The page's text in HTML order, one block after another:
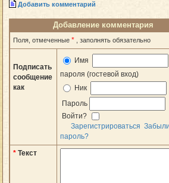
Добавить комментарий
Добавление комментария
Поля, отмеченные * , заполнять обязательно
Подписать
сообщение
как
Имя
пароля (гостевой вход)
Ник
Пароль
Войти?
Зарегистрироваться
пароль?
* Текст